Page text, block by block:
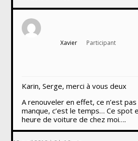
Xavier Participant
Karin, Serge, merci à vous deux
A renouveler en effet, ce n’est pas
manque, c’est le temps… Ce spot
heure de voiture de chez moi….